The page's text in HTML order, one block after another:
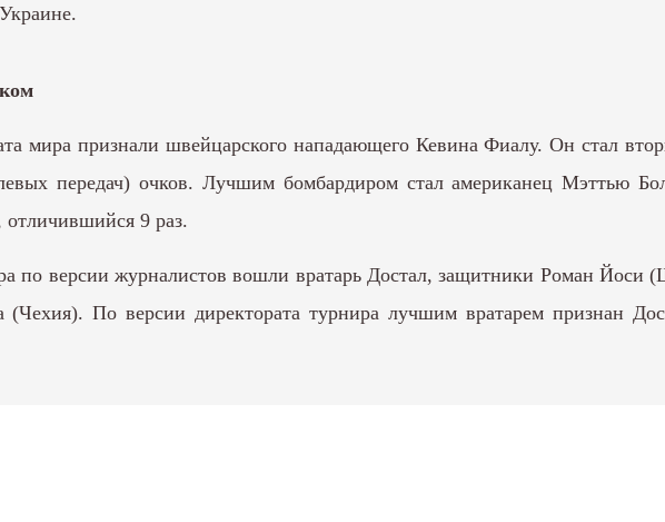
мира признали швейцарского нападающего Кевина Фиалу. Он стал
передач) очков. Лучшим бомбардиром стал американец Мэттью
9 раз.
по версии журналистов вошли вратарь Достал, защитники Роман
(Чехия). По версии директората турнира лучшим вратарем